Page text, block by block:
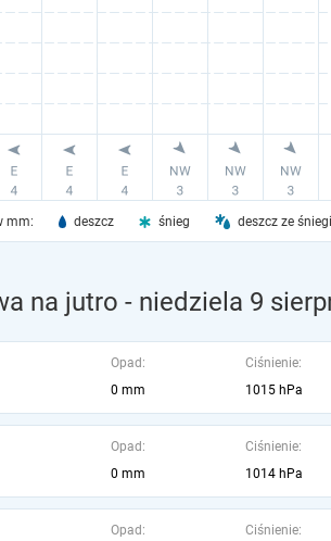
mm: deszcz śnieg deszcz ze
na jutro - niedziela 9
Opad:
0 mm
Ciśnienie:
1015 hPa
Opad:
0 mm
Ciśnienie:
1014 hPa
Opad:
Ciśnienie: